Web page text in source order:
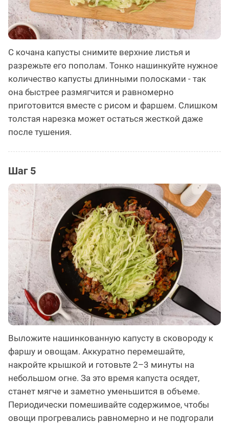
С кочана капусты снимите верхние листья и
разрежьте его пополам. Тонко нашинкуйте нужное
количество капусты длинными полосками - так
она быстрее размягчится и равномерно
приготовится вместе с рисом и фаршем. Слишком
толстая нарезка может остаться жесткой даже
после тушения.
Шаг 5
Выложите нашинкованную капусту в сковороду к
фаршу и овощам. Аккуратно перемешайте,
накройте крышкой и готовьте 2–3 минуты на
небольшом огне. За это время капуста осядет,
станет мягче и заметно уменьшится в объеме.
Периодически помешивайте содержимое, чтобы
овощи прогревались равномерно и не подгорали